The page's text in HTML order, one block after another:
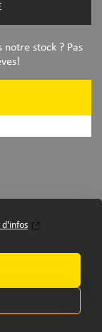
d'infos
notre stock ? Pas